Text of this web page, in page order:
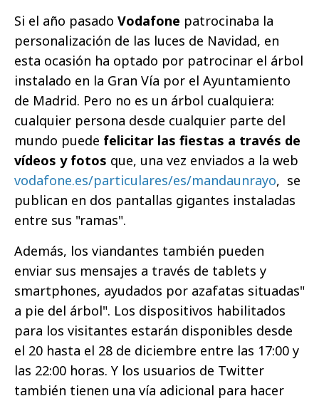
Si el año pasado Vodafone patrocinaba la
personalización de las luces de Navidad, en
esta ocasión ha optado por patrocinar el árbol
instalado en la Gran Vía por el Ayuntamiento
de Madrid. Pero no es un árbol cualquiera:
cualquier persona desde cualquier parte del
mundo puede felicitar las fiestas a través de
vídeos y fotos que, una vez enviados a la web
vodafone.es/particulares/es/mandaunrayo, se
publican en dos pantallas gigantes instaladas
entre sus "ramas".
Además, los viandantes también pueden
enviar sus mensajes a través de tablets y
smartphones, ayudados por azafatas situadas"
a pie del árbol". Los dispositivos habilitados
para los visitantes estarán disponibles desde
el 20 hasta el 28 de diciembre entre las 17:00 y
las 22:00 horas. Y los usuarios de Twitter
también tienen una vía adicional para hacer